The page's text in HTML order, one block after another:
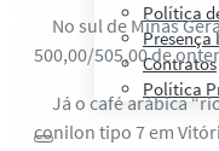
Política
Contratos
Política
No sul de Minas
500,00/505,00 de
Já o café arábica
conilon tipo 7 em